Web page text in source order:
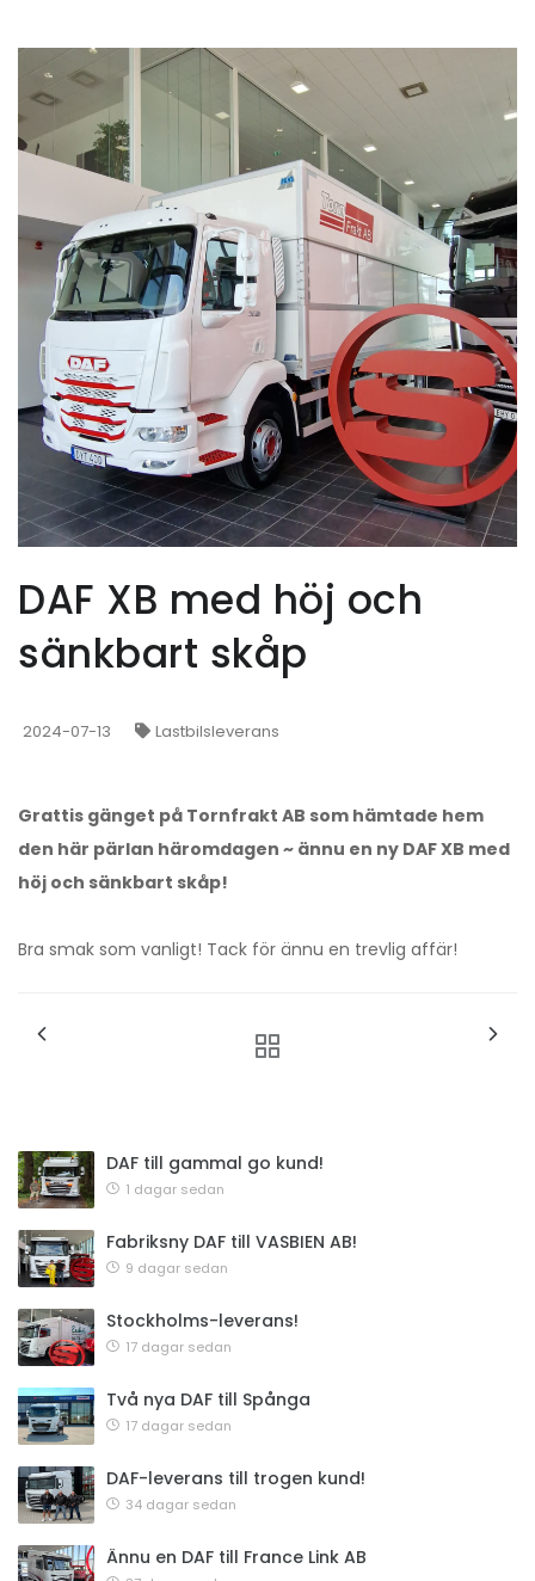
DAF XB med höj och
sänkbart skåp
2024-07-13 Lastbilsleverans
Grattis gänget på Tornfrakt AB som hämtade hem
den här pärlan häromdagen ~ ännu en ny DAF XB med
höj och sänkbart skåp!
Bra smak som vanligt! Tack för ännu en trevlig affär!
DAF till gammal go kund!
1 dagar sedan
Fabriksny DAF till VASBIEN AB!
9 dagar sedan
Stockholms-leverans!
17 dagar sedan
Två nya DAF till Spånga
17 dagar sedan
DAF-leverans till trogen kund!
34 dagar sedan
Ännu en DAF till France Link AB